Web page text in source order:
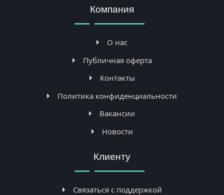
Компания
О нас
Публичная оферта
Контакты
Политика конфиденциальности
Вакансии
Новости
Клиенту
Связаться с поддержкой